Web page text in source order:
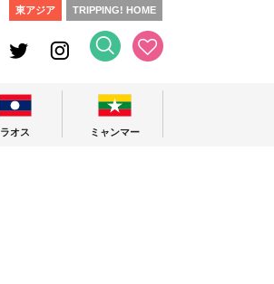
東アジア TRIPPING! HOME
ラオス ミャンマー